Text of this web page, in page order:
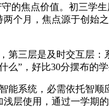
的焦点价值。初三学
个月，焦点源于创
三层是及时交互层
”，好比30分摆布的学
统，必需依托智顺
层使用，通过一学期